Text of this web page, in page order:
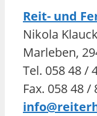
Reit- und
Nikola
Marleben,
Tel. 058 48 /
Fax. 058 48 /